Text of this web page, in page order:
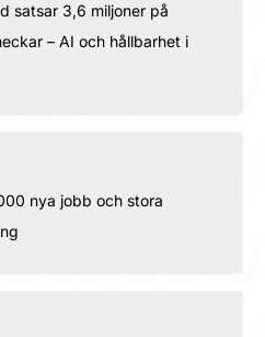
satsar 3,6 miljoner på
– AI och hållbarhet i
nya jobb och stora